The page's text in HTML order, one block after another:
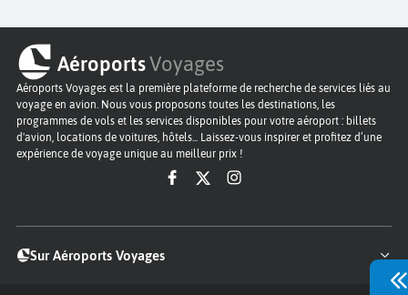
AéroportsVoyages
Aéroports Voyages est la première plateforme de recherche de services liés au
voyage en avion. Nous vous proposons toutes les destinations, les
programmes de vols et les services disponibles pour votre aéroport : billets
d'avion, locations de voitures, hôtels... Laissez-vous inspirer et profitez d’une
expérience de voyage unique au meilleur prix !
Sur Aéroports Voyages